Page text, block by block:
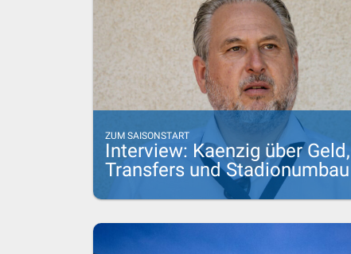
ZUM SAISONSTART
Interview: Kaenzig über Geld,
Transfers und Stadionumbau